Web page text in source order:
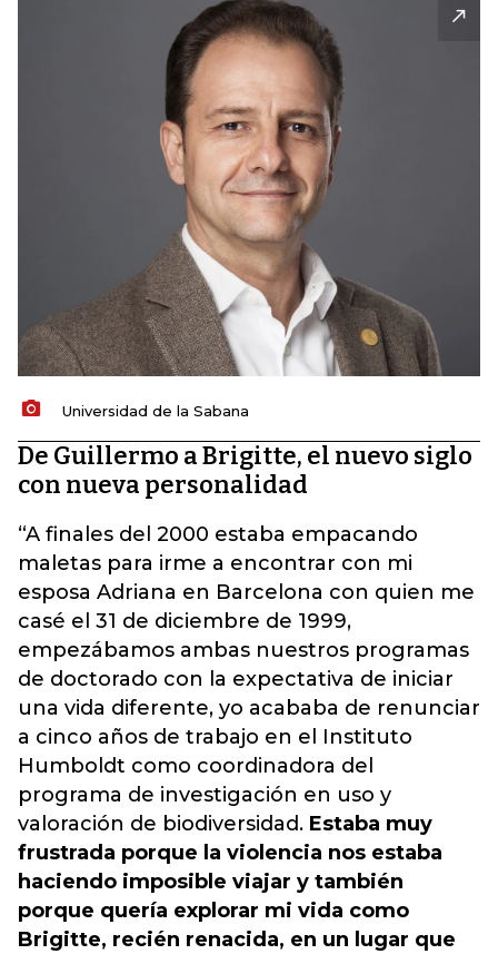
Universidad de la Sabana
De Guillermo a Brigitte, el nuevo siglo
con nueva personalidad
“A finales del 2000 estaba empacando
maletas para irme a encontrar con mi
esposa Adriana en Barcelona con quien me
casé el 31 de diciembre de 1999,
empezábamos ambas nuestros programas
de doctorado con la expectativa de iniciar
una vida diferente, yo acababa de renunciar
a cinco años de trabajo en el Instituto
Humboldt como coordinadora del
programa de investigación en uso y
valoración de biodiversidad. Estaba muy
frustrada porque la violencia nos estaba
haciendo imposible viajar y también
porque quería explorar mi vida como
Brigitte, recién renacida, en un lugar que